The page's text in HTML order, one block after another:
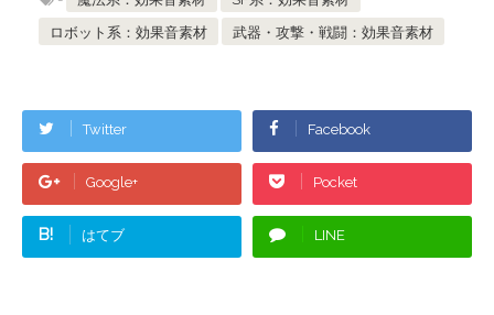
ロボット系：効果音素材
武器・攻撃・戦闘：効果音素材
Twitter Facebook
Google+ Pocket
B! はてブ LINE